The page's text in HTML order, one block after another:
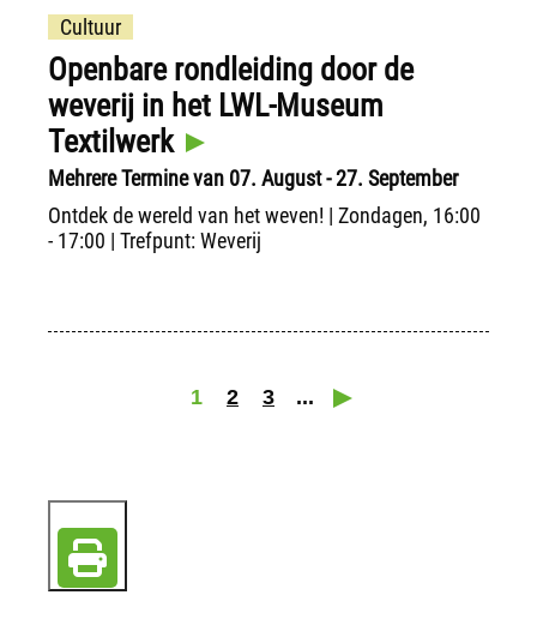
Cultuur
Openbare rondleiding door de
weverij in het LWL-Museum
Textilwerk
Mehrere Termine van 07. August - 27. September
Ontdek de wereld van het weven! | Zondagen, 16:00
- 17:00 | Trefpunt: Weverij
1 2 3 ...